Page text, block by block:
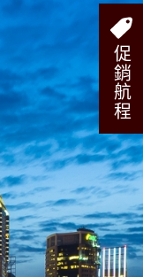
9/
$
促銷航程